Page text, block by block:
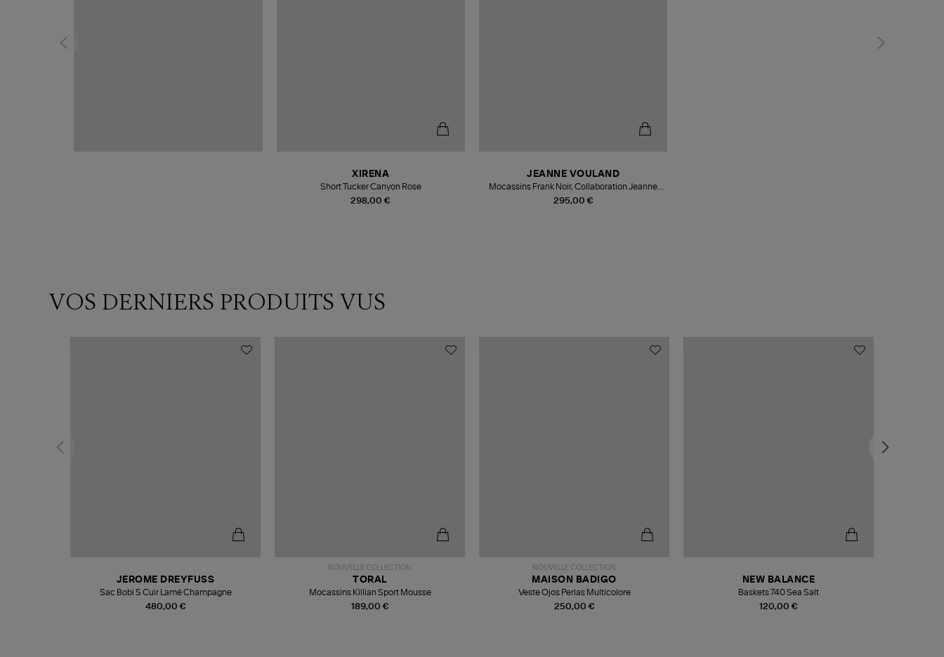
298,00 €
XIRENA
Short Tucker Canyon Rose
295,00 €
JEANNE VOULAND
Mocassins Frank Noir, Collaboration Jeanne
Vouland x Sebago
VOS DERNIERS PRODUITS VUS
480,00 €
JEROME DREYFUSS
Sac Bobi S Cuir Lamé Champagne
NOUVELLE COLLECTION
189,00 €
TORAL
Mocassins Killian Sport Mousse
NOUVELLE COLLECTION
250,00 €
MAISON BADIGO
Veste Ojos Perlas Multicolore
120,00 €
NEW BALANCE
Baskets 740 Sea Salt